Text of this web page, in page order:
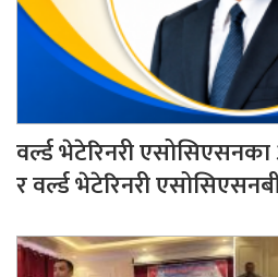
वर्ल्ड भेटेरिनरी
र वर्ल्ड भेटेरिनरी